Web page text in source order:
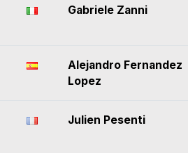
Gabriele Zanni
Alejandro Fernandez
Lopez
Julien Pesenti